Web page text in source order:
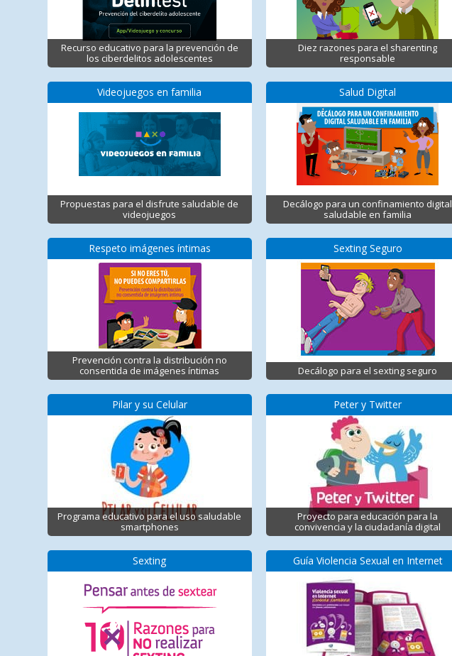
Recurso educativo para la prevención de
los ciberdelitos adolescentes
Videojuegos en familia
Propuestas para el disfrute saludable de
videojuegos
Respeto imágenes íntimas
Prevención contra la distribución no
consentida de imágenes íntimas
Pilar y su Celular
Programa educativo para el uso saludable
smartphones
Sexting
Diez razones para el sharenting
responsable
Salud Digital
Decálogo para un confinamiento digital
saludable en familia
Sexting Seguro
Decálogo para el sexting seguro
Peter y Twitter
Proyecto para educación para la
convivencia y la ciudadanía digital
Guía Violencia Sexual en Internet